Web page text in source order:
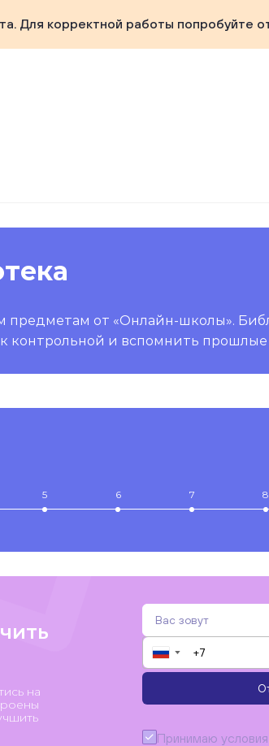
Для корректной работы попробуйте
предметам от «Онлайн-школы».
контрольной и вспомнить
5 6 7 8
на
▼
Принимаю условия